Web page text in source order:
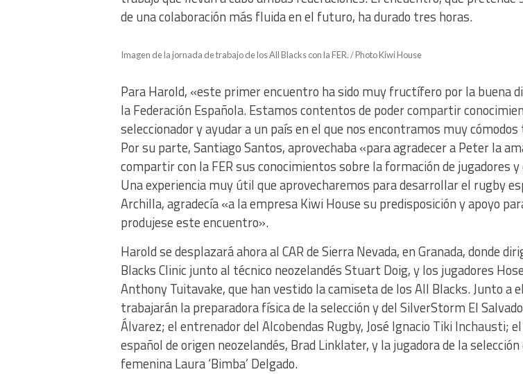
de una colaboración más fluida en el futuro, ha durado tres horas.
Imagen de la jornada de trabajo de los All Blacks con la FER. / Photo Kiwi House
Para Harold, «este primer encuentro ha sido muy fructífero por la buena
la Federación Española. Estamos contentos de poder compartir
seleccionador y ayudar a un país en el que nos encontramos muy
Por su parte, Santiago Santos, aprovechaba «para agradecer a Peter la
compartir con la FER sus conocimientos sobre la formación de jugadores
Una experiencia muy útil que aprovecharemos para desarrollar el rugby
Archilla, agradecía «a la empresa Kiwi House su predisposición y apoyo
produjese este encuentro».
Harold se desplazará ahora al CAR de Sierra Nevada, en Granada, donde
Blacks Clinic junto al técnico neozelandés Stuart Doig, y los jugadores
Anthony Tuitavake, que han vestido la camiseta de los All Blacks. Junto a
trabajarán la preparadora física de la selección y del SilverStorm El
Álvarez; el entrenador del Alcobendas Rugby, José Ignacio Tiki Inchausti;
español de origen neozelandés, Brad Linklater, y la jugadora de la
femenina Laura ‘Bimba’ Delgado.